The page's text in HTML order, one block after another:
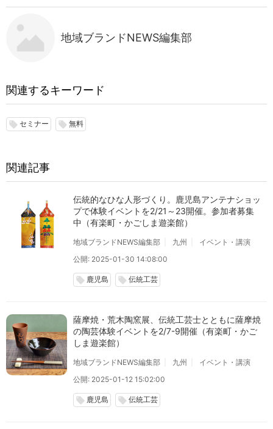
地域ブランドNEWS編集部
関連するキーワード
local_offer セミナー local_offer 無料
関連記事
伝統的なひな人形づくり。鹿児島アンテナショッ
プで体験イベントを2/21～23開催。参加者募集
中（有楽町・かごしま遊楽館）
地域ブランドNEWS編集部 九州
イベント・講演
公開: 2025-01-30 14:08:00
local_offer 鹿児島 local_offer 伝統工芸
薩摩焼・荒木陶窯展、伝統工芸士とともに薩摩焼
の陶芸体験イベントを2/7-9開催（有楽町・かご
しま遊楽館）
地域ブランドNEWS編集部 九州
イベント・講演
公開: 2025-01-12 15:02:00
local_offer 鹿児島 local_offer 伝統工芸